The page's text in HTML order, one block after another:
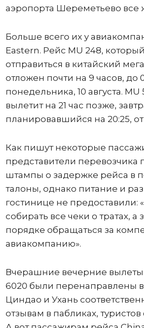
аэропорта Шереметьево все
Больше всего их у
Eastern. Рейс MU 248,
отправиться в китайский
отложен почти на 9 часов, до
понедельника, 10 августа. MU
вылетит на 21 час позже,
планировавшийся на 20:25,
Как пишут некоторые
представители перевозчика
штампы о задержке рейса в
талоны, однако питание и
гостинице не предоставили:
собирать все чеки о тратах, а
порядке обращаться за
авиакомпанию».
Вчерашние вечерние вылеты
6020 были перенаправлены
Циндао и Ухань
отзывам в пабликах, туристов